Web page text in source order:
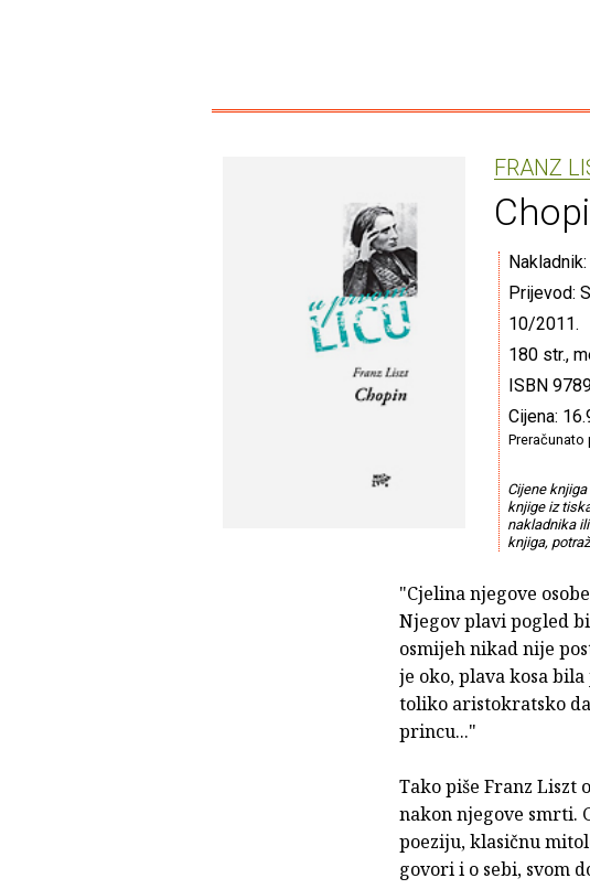
FRANZ
Nakladnik:
Prijevod:
10/2011.
180 str.,
ISBN
Cijena:
Preračunato
Cijene
knjige iz
nakladnika
knjiga,
"Cjelina njegove
Njegov plavi pogled
osmijeh nikad nije
je oko, plava kosa
toliko aristokratsko
princu..."
Tako piše Franz
nakon njegove smrti.
poeziju, klasičnu
govori i o sebi, svom